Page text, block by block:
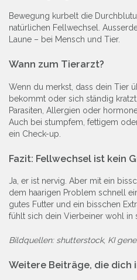
Bewegung kurbelt die
natürlichen Fellwechsel.
Laune – bei Mensch und Tier.
Wann zum Tierarzt?
Wenn du merkst, dass dein Tier
bekommt oder sich ständig
Parasiten, Allergien oder
Auch bei stumpfem, fettigem
ein Check-up.
Fazit: Fellwechsel ist kein
Ja, er ist nervig. Aber mit ein
dem haarigen Problem schnell
gutes Futter und ein bisschen
fühlt sich dein Vierbeiner wohl in
Bildquellen: shutterstock, KI
Weitere Beiträge, die dich